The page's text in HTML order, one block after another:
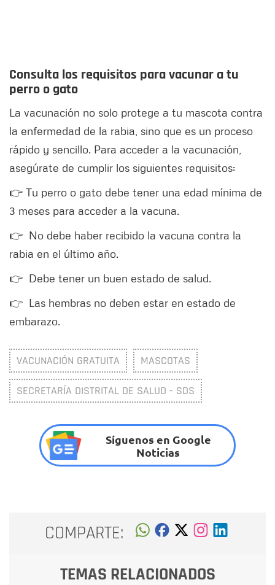
Consulta los requisitos para vacunar a tu
perro o gato
La vacunación no solo protege a tu mascota contra
la enfermedad de la rabia, sino que es un proceso
rápido y sencillo. Para acceder a la vacunación,
asegúrate de cumplir los siguientes requisitos:
👉 Tu perro o gato debe tener una edad mínima de
3 meses para acceder a la vacuna.
👉 No debe haber recibido la vacuna contra la
rabia en el último año.
👉 Debe tener un buen estado de salud.
👉 Las hembras no deben estar en estado de
embarazo.
VACUNACIÓN GRATUITA MASCOTAS
SECRETARÍA DISTRITAL DE SALUD - SDS
Síguenos en Google
Noticias
COMPARTE:
TEMAS RELACIONADOS